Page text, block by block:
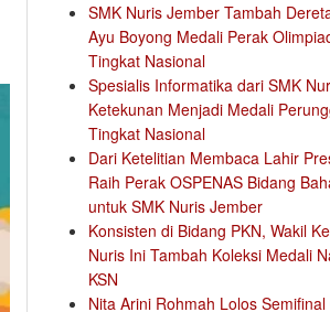
SMK Nuris Jember Tambah
Ayu Boyong Medali Perak
Tingkat Nasional
Spesialis Informatika dari SMK
Ketekunan Menjadi Medali
Tingkat Nasional
Dari Ketelitian Membaca Lahir
Raih Perak OSPENAS Bidang
untuk SMK Nuris Jember
Konsisten di Bidang PKN, Wakil
Nuris Ini Tambah Koleksi Medali
KSN
Nita Arini Rohmah Lolos